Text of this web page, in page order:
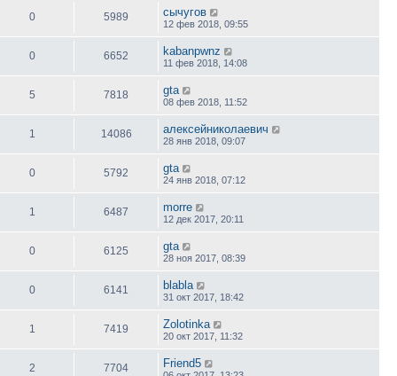
0 5989 сычугов
12 фев 2018, 09:55
0 6652 kabanpwnz
11 фев 2018, 14:08
5 7818 gta
08 фев 2018, 11:52
1 14086 алексейниколаевич
28 янв 2018, 09:07
0 5792 gta
24 янв 2018, 07:12
1 6487 morre
12 дек 2017, 20:11
0 6125 gta
28 ноя 2017, 08:39
0 6141 blabla
31 окт 2017, 18:42
1 7419 Zolotinka
20 окт 2017, 11:32
2 7704 Friend5